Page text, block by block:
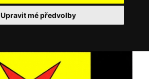
Upravit mé předvolby